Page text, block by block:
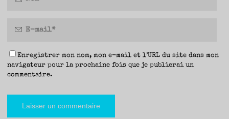
Enregistrer mon nom, mon e-mail et l’URL du site dans mon
navigateur pour la prochaine fois que je publierai un
commentaire.